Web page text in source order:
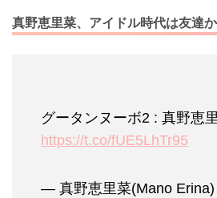
真野恵里菜、アイドル時代は友達
グータンヌーボ2 : 真野恵
https://t.co/fUE5LhTr95
— 真野恵里菜(Mano Erina)